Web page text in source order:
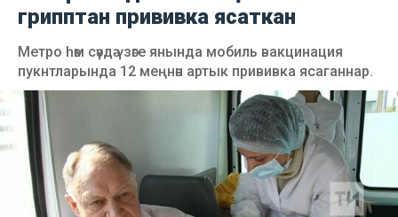
грипптан прививка ясаткан
Метро һәм сәүдә үзәге янында мобиль вакцинация
пукнтларында 12 меңнән артык прививка ясаганнар.